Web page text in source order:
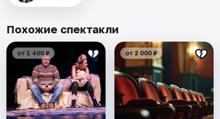
Похожие спектакли
от 1 400 ₽ от 2 000 ₽